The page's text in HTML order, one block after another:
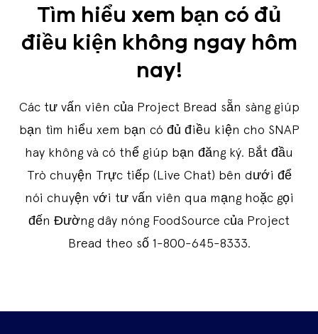
Tìm hiểu xem bạn có đủ
điều kiện không ngay hôm
nay!
Các tư vấn viên của Project Bread sẵn sàng giúp
bạn tìm hiểu xem bạn có đủ điều kiện cho SNAP
hay không và có thể giúp bạn đăng ký. Bắt đầu
Trò chuyện Trực tiếp (Live Chat) bên dưới để
nói chuyện với tư vấn viên qua mạng hoặc gọi
đến Đường dây nóng FoodSource của Project
Bread theo số 1-800-645-8333.